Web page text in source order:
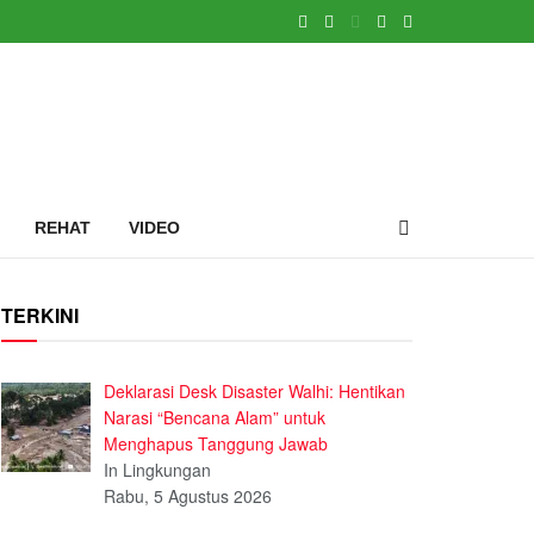
REHAT VIDEO
TERKINI
Deklarasi Desk Disaster Walhi: Hentikan
Narasi “Bencana Alam” untuk
Menghapus Tanggung Jawab
In Lingkungan
Rabu, 5 Agustus 2026